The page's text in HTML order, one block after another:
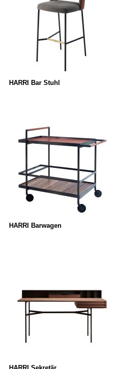
HARRI Bar Stuhl
HARRI Barwagen